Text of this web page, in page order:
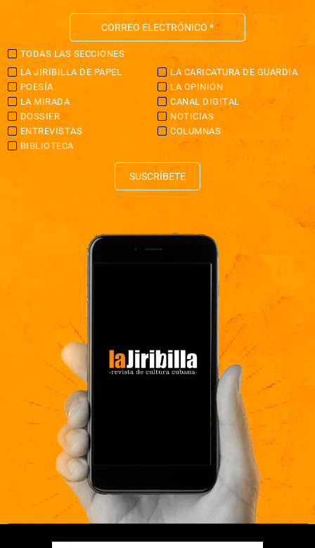
TODAS LAS SECCIONES
LA JIRIBILLA DE PAPEL
LA CARICATURA DE GUARDIA
POESÍA
LA OPINIÓN
LA MIRADA
CANAL DIGITAL
DOSSIER
NOTICIAS
ENTREVISTAS
COLUMNAS
BIBLIOTECA
SUSCRÍBETE